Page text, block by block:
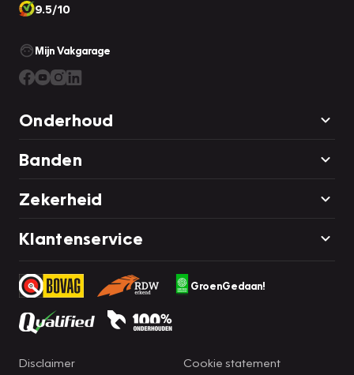
9.5/10
Mijn Vakgarage
Onderhoud
Banden
Zekerheid
Klantenservice
GroenGedaan!
Disclaimer Cookie statement